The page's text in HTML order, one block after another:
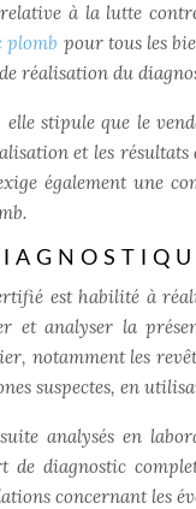
à la lutte
plomb pour tous les
réalisation du
elle stipule que le
et les résultats
également une
est habilité à
et analyser la
notamment les
suspectes, en
analysés en
diagnostic
concernant les